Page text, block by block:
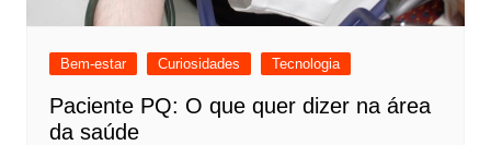
Bem-estar Curiosidades Tecnologia
Paciente PQ: O que quer dizer na área
da saúde